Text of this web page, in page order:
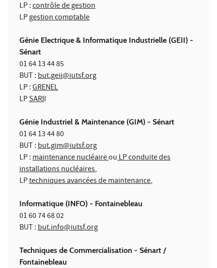
LP :contrôle de gestion
LPgestion comptable
Génie Electrique & Informatique Industrielle (GEII) -
Sénart
01 64 13 44 85
BUT :but.geii@iutsf.org
LP :GRENEL
LPSARII
Génie Industriel & Maintenance (GIM) - Sénart
01 64 13 44 80
BUT :but.gim@iutsf.org
LP :maintenance nucléaireouLP conduite des
installations nucléaires,
LPtechniques avancées de maintenance,
Informatique (INFO) - Fontainebleau
01 60 74 68 02
BUT :but.info@iutsf.org
Techniques de Commercialisation - Sénart /
Fontainebleau